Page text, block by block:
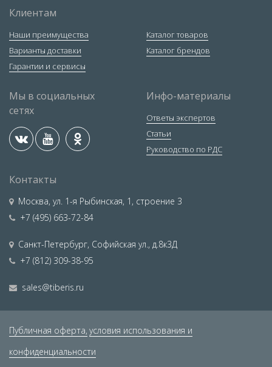
Клиентам
Наши преимущества
Варианты доставки
Гарантии и сервисы
Каталог товаров
Каталог брендов
Мы в социальных
сетях
Инфо-материалы
Ответы экспертов
Статьи
Руководство по РДС
Контакты
Москва, ул. 1-я Рыбинская, 1, строение 3
+7 (495) 663-72-84
Санкт-Петербург, Софийская ул., д.8к3Д
+7 (812) 309-38-95
sales@tiberis.ru
Публичная оферта, условия использования и
конфиденциальности